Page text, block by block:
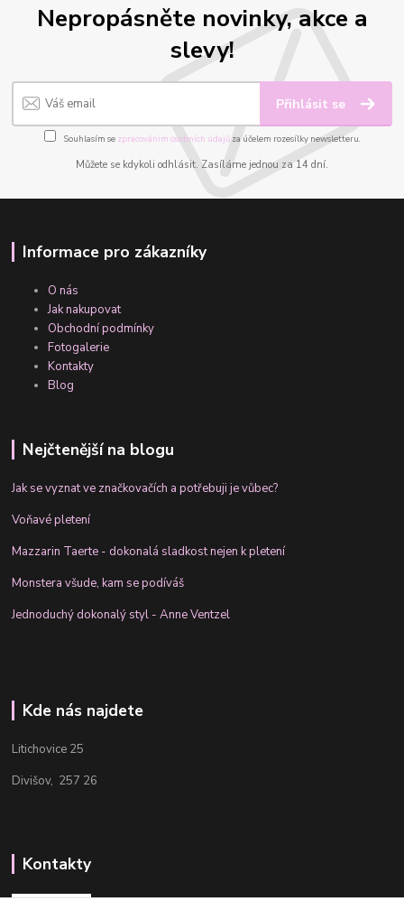
Nepropásněte novinky, akce a
slevy!
Přihlásit se
Souhlasím se zpracováním osobních údajůza účelem rozesílky newsletteru.
Můžete se kdykoli odhlásit. Zasíláme jednou za 14 dní.
Informace pro zákazníky
O nás
Jak nakupovat
Obchodní podmínky
Fotogalerie
Kontakty
Blog
Nejčtenější na blogu
Jak se vyznat ve značkovačích a potřebuji je vůbec?
Voňavé pletení
Mazzarin Taerte - dokonalá sladkost nejen k pletení
Monstera všude, kam se podíváš
Jednoduchý dokonalý styl - Anne Ventzel
Kde nás najdete
Litichovice 25
Divišov, 257 26
Kontakty